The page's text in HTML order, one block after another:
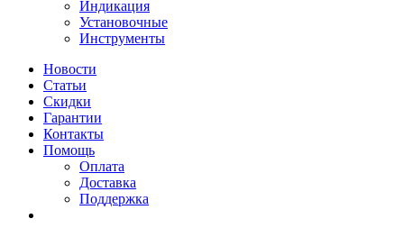
Индикация
Установочные
Инструменты
Новости
Статьи
Скидки
Гарантии
Контакты
Помощь
Оплата
Доставка
Поддержка